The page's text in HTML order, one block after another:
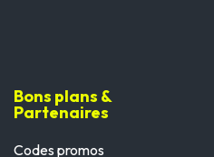
Bons plans &
Partenaires
Codes promos